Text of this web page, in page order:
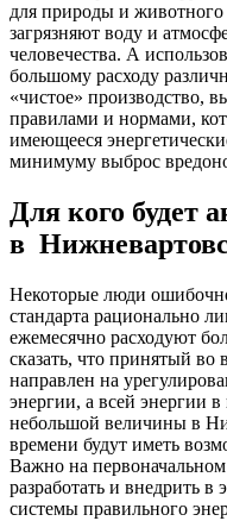
для природы и
загрязняют воду и
человечества. А
большому расходу
«чистое» производство,
правилами и нормами,
имеющееся
минимуму выброс
Для кого будет
в
Некоторые люди
стандарта рационально
ежемесячно расходуют
сказать, что принятый во
направлен на
энергии, а всей энергии
небольшой величины в
времени будут иметь
Важно на
разработать и внедрить
системы правильного